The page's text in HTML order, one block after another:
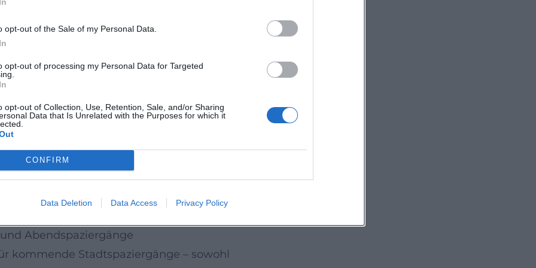
opt-out of the Sale of my Personal Data.
opt-out of processing my Personal Data for Targeted
opt-out of Collection, Use, Retention, Sale, and/or Sharing
Data that Is Unrelated with the Purposes for which it
CONFIRM
Data Deletion Data Access Privacy Policy
der Platz gut erreichbar ist und sich
lässt.
können
Schwerpunkte je nach Saison
oft mit Fokus auf Platzraum,
wenn die
zusammenspielen.
Veranstaltung Verkehrs- oder
Zentren nicht ungewöhnlich und
Abendspaziergänge
kommende Stadtspaziergänge – sowohl